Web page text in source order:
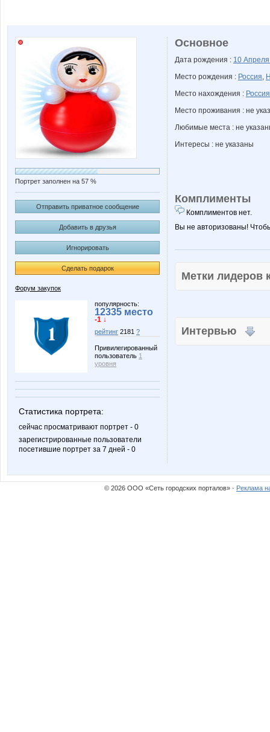
Портрет заполнен на 57 %
Отправить приватное сообщение
Добавить в друзья
Игнорировать
Сделать подарок
Форум закупок
популярность:
12335 место
-1 ↓
рейтинг 2181 ?
Привилегированный
пользователь 1
уровня
Статистика портрета:
сейчас просматривают портрет - 0
зарегистрированные пользователи
посетившие портрет за 7 дней - 0
Основное
Дата рождения : 10
Место рождения : Россия,
Место нахождения : Россия
Место проживания : не
Любимые места : не
Интересы : не указаны
Комплименты
Комплиментов нет.
Вы не авторизованы!
Метки
Интервью
© 2026 ООО «Сеть городских порталов» · Реклама